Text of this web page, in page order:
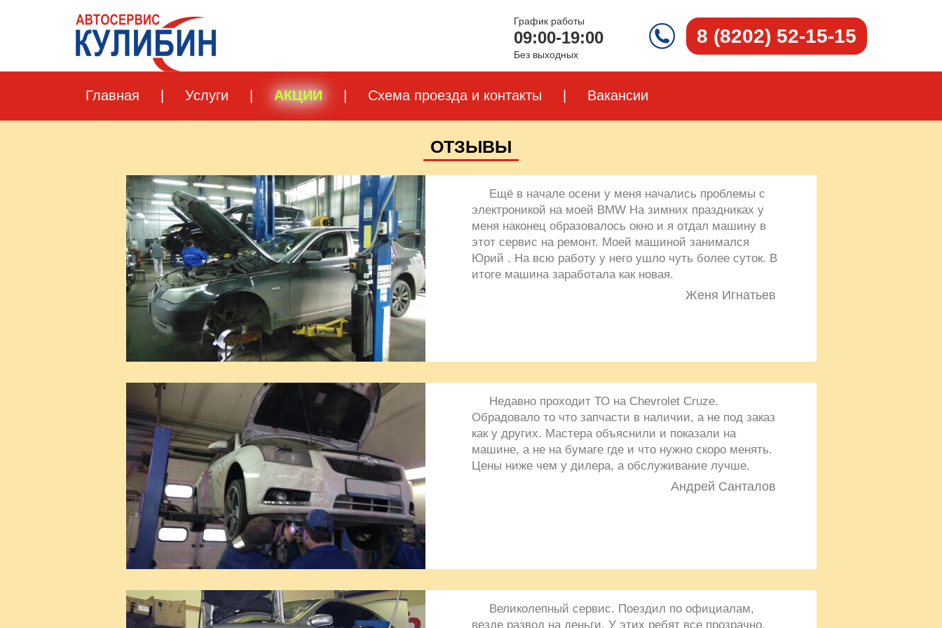
8 (8202) 52-15-15
График работы
09:00-19:00
Без выходных
Главная Услуги АКЦИИ Схема проезда и контакты Вакансии
ОТЗЫВЫ
Ещё в начале осени у меня начались проблемы с
электроникой на моей BMW На зимних праздниках у
меня наконец образовалось окно и я отдал машину в
этот сервис на ремонт. Моей машиной занимался
Юрий . На всю работу у него ушло чуть более суток. В
итоге машина заработала как новая.
Женя Игнатьев
Недавно проходит ТО на Chevrolet Cruze.
Обрадовало то что запчасти в наличии, а не под заказ
как у других. Мастера объяснили и показали на
машине, а не на бумаге где и что нужно скоро менять.
Цены ниже чем у дилера, а обслуживание лучше.
Андрей Санталов
Великолепный сервис. Поездил по официалам,
везде развод на деньги. У этих ребят все прозрачно,